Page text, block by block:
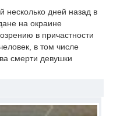
несколько дней назад в
на окраине
в причастности
в том числе
смерти девушки